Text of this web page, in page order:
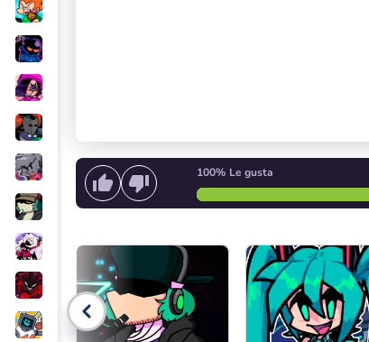
100% Le gusta
Empieza a cantar o
Control de volumen